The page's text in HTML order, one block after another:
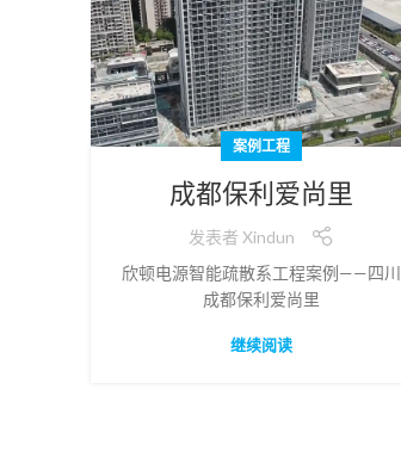
案例工程
成都保利爱尚里
发表者 Xindun
欣顿电源智能疏散系工程案例——四川
成都保利爱尚里
继续阅读